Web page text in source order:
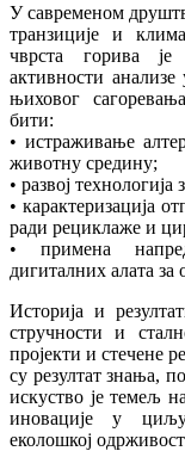
У савременом
транзиције и
чврста горива
активности
њиховог
бити:
• истраживање
животну средину;
• развој
• карактеризација
ради рециклаже и
• примена
дигиталних алата за
Историја и
стручности и
пројекти и стечене
су резултат знања,
искуство је темељ
иновације у циљу
еколошкој